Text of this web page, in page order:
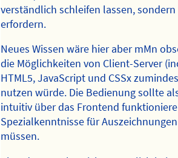
verständlich schleifen lassen, sondern
erfordern.
Neues Wissen wäre hier aber mMn
die Möglichkeiten von Client-Server
HTML5, JavaScript und CSSx
nutzen würde. Die Bedienung sollte
intuitiv über das Frontend
Spezialkenntnisse für
müssen.